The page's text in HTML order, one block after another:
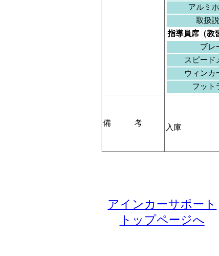
アルミ
取扱
指導員席（教
ブレ
スピード
ウィンカ
フット
備 考
入庫
アインカーサポート
トップページへ